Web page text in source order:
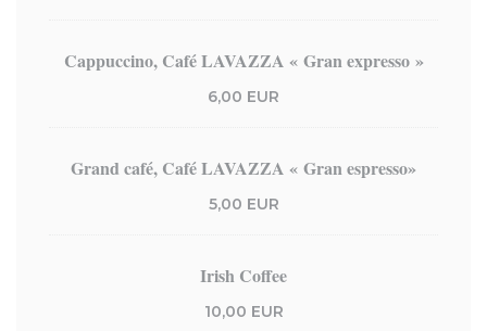
Cappuccino, Café LAVAZZA « Gran expresso »
6,00 EUR
Grand café, Café LAVAZZA « Gran espresso»
5,00 EUR
Irish Coffee
10,00 EUR